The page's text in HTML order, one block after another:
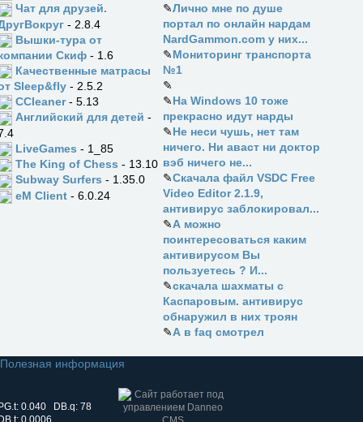
Чат для друзей.
- 2.8.4
Вышки-тура от
Скиф - 1.6
Качественные матрасы
Sleep&fly - 2.5.2
CCleaner- 5.13
Английский для детей -
LiveGames - 1_85
The King of Chess - 13.10
Subway Surfers - 1.35.0
eM Client - 6.0.24
✎Лично мне по душе
портал по онлайн нардам
NardGammon.com у них...
✎Мониторинг транспорта
№1
✎
✎На Windows 10 тоже
прекрасно идут нарды
✎Не неси чушь, нет там
ничего. Ни аваст ни доктор
вэб ничего не...
✎Скачала файл VSDC Free
Video Editor 2.1.9,
антивирус заблокировал...
✎А можно
поинтересоваться каким
антивирусом Вы
пользуетесь ? И...
✎скачала шахматы с
Каспаровым. антивирус
обнаружил в них троян
✎А в faq смотрел
Полезная информация
0.040 DB.q: 78
0.0006